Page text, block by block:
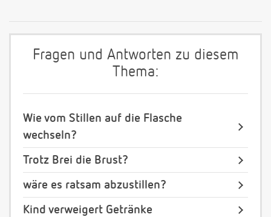
Fragen und Antworten zu diesem
Thema:
Wie vom Stillen auf die Flasche
wechseln?
Trotz Brei die Brust?
wäre es ratsam abzustillen?
Kind verweigert Getränke